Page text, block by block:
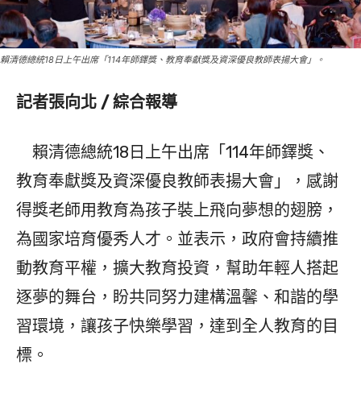
賴清德總統18日上午出席「114年師鐸獎、教育奉獻獎及資深優良教師表揚大會」。
記者張向北 / 綜合報導
賴清德總統18日上午出席「114年師鐸獎、
教育奉獻獎及資深優良教師表揚大會」，感謝
得獎老師用教育為孩子裝上飛向夢想的翅膀，
為國家培育優秀人才。並表示，政府會持續推
動教育平權，擴大教育投資，幫助年輕人搭起
逐夢的舞台，盼共同努力建構溫馨、和諧的學
習環境，讓孩子快樂學習，達到全人教育的目
標。